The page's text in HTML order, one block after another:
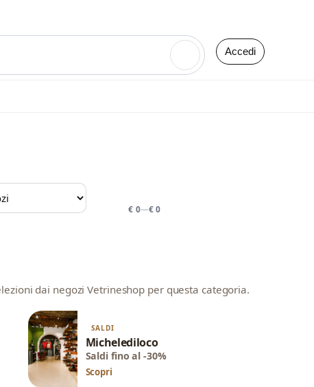
Accedi
€ 0—€ 0
dai negozi Vetrineshop per questa categoria.
SALDI
Michelediloco
Saldi fino al -30%
Scopri